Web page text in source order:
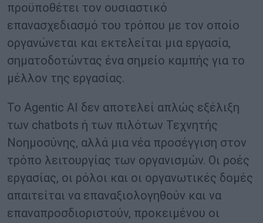
προϋποθέτει τον ουσιαστικό
επανασχεδιασμό του τρόπου με τον οποίο
οργανώνεται και εκτελείται μια εργασία,
σηματοδοτώντας ένα σημείο καμπής για το
μέλλον της εργασίας.
Το Αgentic AI δεν αποτελεί απλώς εξέλιξη
των chatbots ή των πιλότων Τεχνητής
Νοημοσύνης, αλλά μια νέα προσέγγιση στον
τρόπο λειτουργίας των οργανισμών. Οι ροές
εργασίας, οι ρόλοι και οι οργανωτικές δομές
απαιτείται να επαναξιολογηθούν και να
επαναπροσδιοριστούν, προκειμένου οι